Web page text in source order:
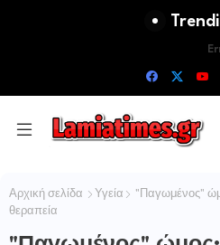
Αρχική σελίδα Υγεία
"Παγωμένος"
θεραπεία